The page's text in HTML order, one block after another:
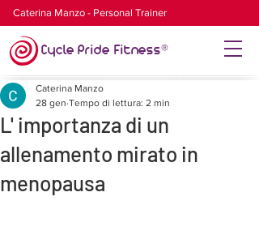
Caterina Manzo - Personal Trainer
Cycle Pride Fitness®
L' importanza di un
allenamento mirato in
menopausa
Caterina Manzo
28 gen Tempo di lettura: 2 min